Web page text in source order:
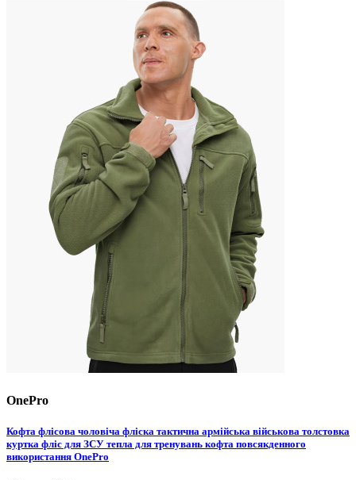
OnePro
Кофта флісова чоловіча фліска тактична армійська військова толстовка
куртка фліс для ЗСУ тепла для тренувань кофта повсякденного
використання OnePro